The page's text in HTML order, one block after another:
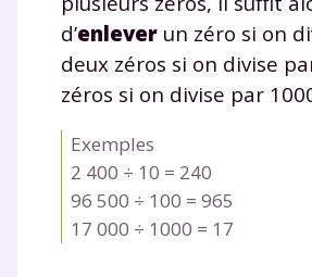
d’enlever un zéro si on
deux zéros si on divise
zéros si on divise par
Exemples
2 400 ÷ 10 = 240
96 500 ÷ 100 = 965
17 000 ÷ 1000 = 17
Envie de